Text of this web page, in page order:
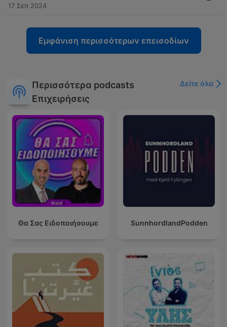
17 Σεπ 2024
Εμφάνιση περισσότερων επεισοδίων
Περισσότερα podcasts
Επιχειρήσεις
Δείτε όλα
Θα Σας Ειδοποιήσουμε SunnhordlandPodden